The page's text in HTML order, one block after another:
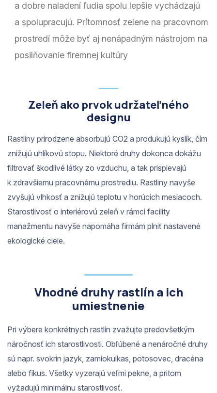
a dobre naladení ľudia spolu lepšie vychádzajú
a spolupracujú. Prítomnosť zelene na pracovnom
prostredí môže byť aj nenápadným nástrojom na
posilňovanie firemnej kultúry
Zeleň ako prvok udržateľného
designu
Rastliny prirodzene absorbujú CO2 a produkujú kyslík, čím
znižujú uhlíkovú stopu. Niektoré druhy dokonca dokážu
filtrovať škodlivé látky zo vzduchu, a tak prispievajú
k zdravšiemu pracovnému prostrediu. Rastliny navyše
zvyšujú vlhkosť a znižujú teplotu v horúcich mesiacoch.
Starostlivosť o interiérovú zeleň v rámci facility
manažmentu navyše napomáha firmám plniť nastavené
ekologické ciele.
Vhodné druhy rastlín a ich
umiestnenie
Pri výbere konkrétnych rastlín zvažujte predovšetkým
náročnosť ich starostlivosti. Obľúbené a nenáročné druhy
sú napr. svokrin jazyk, zamiokulkas, potosovec, dracéna
alebo fikus. Všetky vyzerajú veľmi pekne, a pritom
vyžadujú minimálnu starostlivosť.